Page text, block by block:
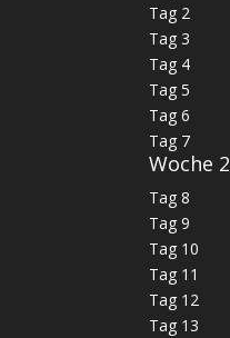
Tag 2
Tag 3
Tag 4
Tag 5
Tag 6
Tag 7
Woche 2
Tag 8
Tag 9
Tag 10
Tag 11
Tag 12
Tag 13